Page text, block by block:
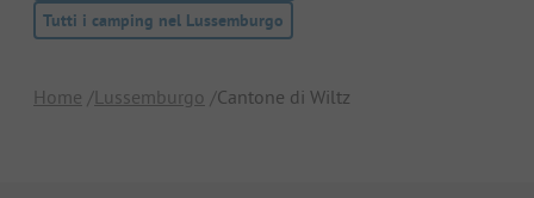
Tutti i camping nel Lussemburgo
Home Lussemburgo Cantone di Wiltz